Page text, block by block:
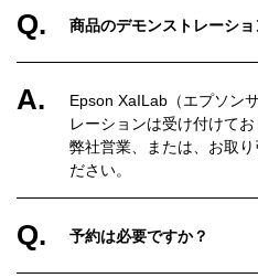
Q. 商品のデモンストレーシ
A.
Epson XaILab（エプソン
レーションは受け付けてお
弊社営業、または、お取
ださい。
Q. 予約は必要ですか？